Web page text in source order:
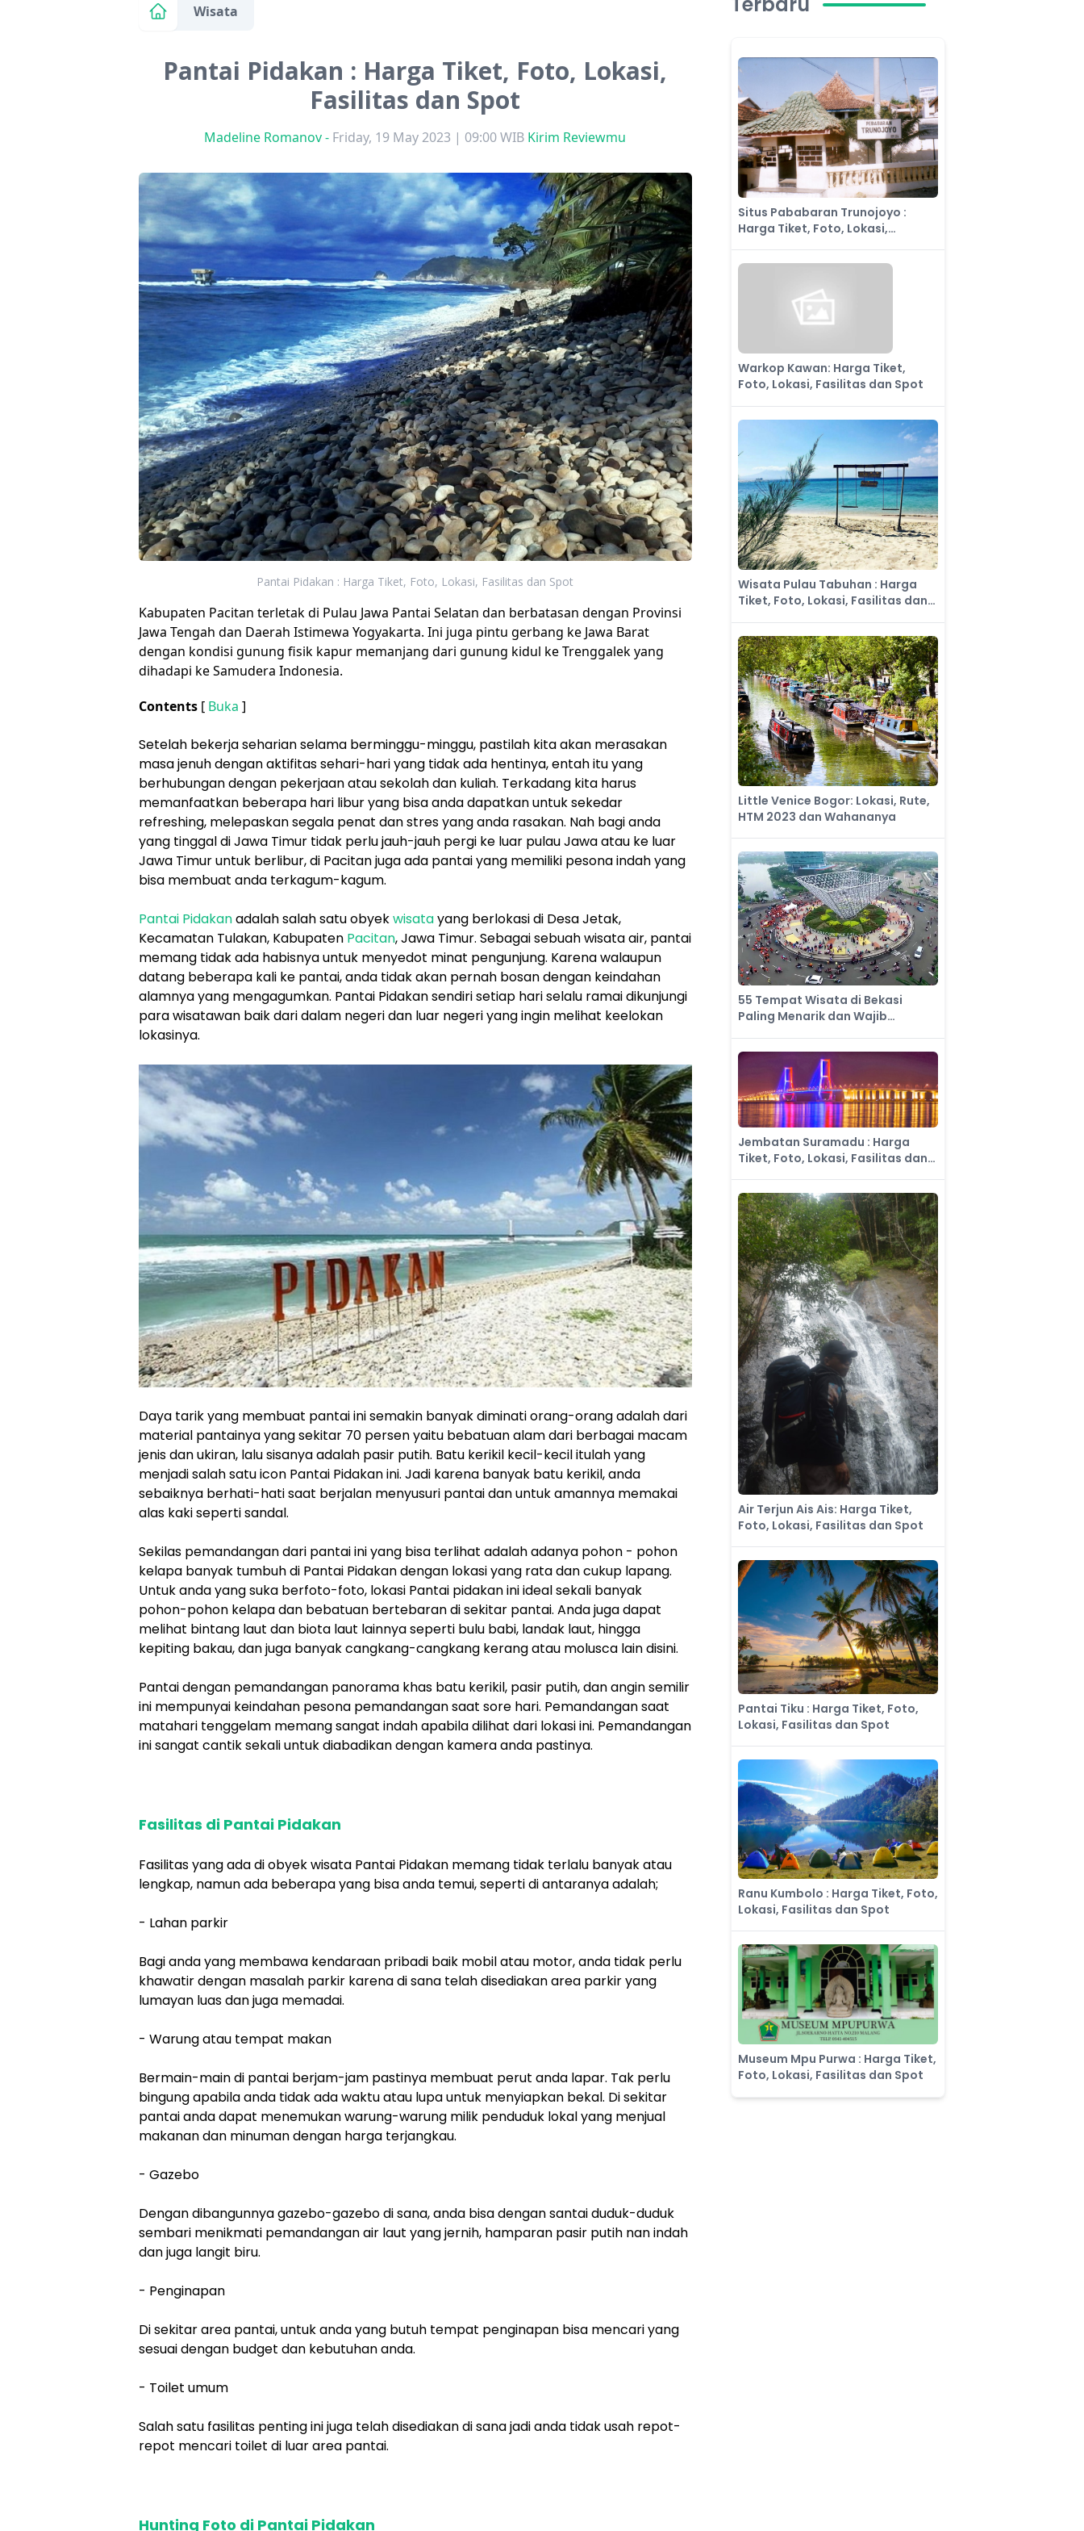
Wisata
Pantai Pidakan : Harga Tiket, Foto, Lokasi,
Fasilitas dan Spot
Madeline Romanov- Friday, 19 May 2023 | 09:00 WIB Kirim Reviewmu
Pantai Pidakan : Harga Tiket, Foto, Lokasi, Fasilitas dan Spot
Kabupaten Pacitan terletak di Pulau Jawa Pantai Selatan dan berbatasan dengan Provinsi
Jawa Tengah dan Daerah Istimewa Yogyakarta. Ini juga pintu gerbang ke Jawa Barat
dengan kondisi gunung fisik kapur memanjang dari gunung kidul ke Trenggalek yang
dihadapi ke Samudera Indonesia.
Contents [ Buka ]
Setelah bekerja seharian selama berminggu-minggu, pastilah kita akan merasakan
masa jenuh dengan aktifitas sehari-hari yang tidak ada hentinya, entah itu yang
berhubungan dengan pekerjaan atau sekolah dan kuliah. Terkadang kita harus
memanfaatkan beberapa hari libur yang bisa anda dapatkan untuk sekedar
refreshing, melepaskan segala penat dan stres yang anda rasakan. Nah bagi anda
yang tinggal di Jawa Timur tidak perlu jauh-jauh pergi ke luar pulau Jawa atau ke luar
Jawa Timur untuk berlibur, di Pacitan juga ada pantai yang memiliki pesona indah yang
bisa membuat anda terkagum-kagum.
Pantai Pidakanadalah salah satu obyekwisatayang berlokasi di Desa Jetak,
Kecamatan Tulakan, Kabupaten Pacitan, Jawa Timur. Sebagai sebuah wisata air, pantai
memang tidak ada habisnya untuk menyedot minat pengunjung. Karena walaupun
datang beberapa kali ke pantai, anda tidak akan pernah bosan dengan keindahan
alamnya yang mengagumkan. Pantai Pidakan sendiri setiap hari selalu ramai dikunjungi
para wisatawan baik dari dalam negeri dan luar negeri yang ingin melihat keelokan
lokasinya.
Daya tarik yang membuat pantai ini semakin banyak diminati orang-orang adalah dari
material pantainya yang sekitar 70 persen yaitu bebatuan alam dari berbagai macam
jenis dan ukiran, lalu sisanya adalah pasir putih. Batu kerikil kecil-kecil itulah yang
menjadi salah satu icon Pantai Pidakan ini. Jadi karena banyak batu kerikil, anda
sebaiknya berhati-hati saat berjalan menyusuri pantai dan untuk amannya memakai
alas kaki seperti sandal.
Sekilas pemandangan dari pantai ini yang bisa terlihat adalah adanya pohon - pohon
kelapa banyak tumbuh di Pantai Pidakan dengan lokasi yang rata dan cukup lapang.
Untuk anda yang suka berfoto-foto, lokasi Pantai pidakan ini ideal sekali banyak
pohon-pohon kelapa dan bebatuan bertebaran di sekitar pantai. Anda juga dapat
melihat bintang laut dan biota laut lainnya seperti bulu babi, landak laut, hingga
kepiting bakau, dan juga banyak cangkang-cangkang kerang atau molusca lain disini.
Pantai dengan pemandangan panorama khas batu kerikil, pasir putih, dan angin semilir
ini mempunyai keindahan pesona pemandangan saat sore hari. Pemandangan saat
matahari tenggelam memang sangat indah apabila dilihat dari lokasi ini. Pemandangan
ini sangat cantik sekali untuk diabadikan dengan kamera anda pastinya.
Fasilitas di Pantai Pidakan
Fasilitas yang ada di obyek wisata Pantai Pidakan memang tidak terlalu banyak atau
lengkap, namun ada beberapa yang bisa anda temui, seperti di antaranya adalah;
- Lahan parkir
Bagi anda yang membawa kendaraan pribadi baik mobil atau motor, anda tidak perlu
khawatir dengan masalah parkir karena di sana telah disediakan area parkir yang
lumayan luas dan juga memadai.
- Warung atau tempat makan
Bermain-main di pantai berjam-jam pastinya membuat perut anda lapar. Tak perlu
bingung apabila anda tidak ada waktu atau lupa untuk menyiapkan bekal. Di sekitar
pantai anda dapat menemukan warung-warung milik penduduk lokal yang menjual
makanan dan minuman dengan harga terjangkau.
- Gazebo
Dengan dibangunnya gazebo-gazebo di sana, anda bisa dengan santai duduk-duduk
sembari menikmati pemandangan air laut yang jernih, hamparan pasir putih nan indah
dan juga langit biru.
- Penginapan
Di sekitar area pantai, untuk anda yang butuh tempat penginapan bisa mencari yang
sesuai dengan budget dan kebutuhan anda.
- Toilet umum
Salah satu fasilitas penting ini juga telah disediakan di sana jadi anda tidak usah repot-
repot mencari toilet di luar area pantai.
Hunting Foto di Pantai Pidakan
Situs Pababaran Trunojoyo :
Harga Tiket, Foto, Lokasi,
Warkop Kawan: Harga Tiket,
Foto, Lokasi, Fasilitas dan Spot
Wisata Pulau Tabuhan : Harga
Tiket, Foto, Lokasi, Fasilitas dan
Little Venice Bogor: Lokasi, Rute,
HTM 2023 dan Wahananya
55 Tempat Wisata di Bekasi
Paling Menarik dan Wajib
Jembatan Suramadu : Harga
Tiket, Foto, Lokasi, Fasilitas dan
Air Terjun Ais Ais: Harga Tiket,
Foto, Lokasi, Fasilitas dan Spot
Pantai Tiku : Harga Tiket, Foto,
Lokasi, Fasilitas dan Spot
​Ranu Kumbolo : Harga Tiket, Foto,
Lokasi, Fasilitas dan Spot
Museum Mpu Purwa : Harga Tiket,
Foto, Lokasi, Fasilitas dan Spot